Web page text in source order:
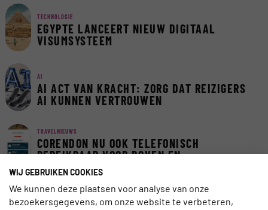
TECHNOLOGIE
EGYPTE LANCEERT NIEUW DIGITAAL
VISUMSYSTEEM
AI
AI ACT VAN KRACHT: ZORG DAT REIZIGERS
AI KUNNEN VERTROUWEN
TRAVELNIEUWS
CORENDON NU OOK TELEFONISCH
BEREIKBAAR VOOR DOVEN EN
SLECHTHORENDEN
WIJ GEBRUIKEN COOKIES
We kunnen deze plaatsen voor analyse van onze
bezoekersgegevens, om onze website te verbeteren,